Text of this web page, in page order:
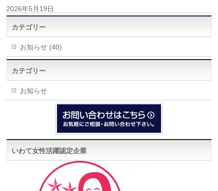
2026年5月19日
カテゴリー
お知らせ (40)
カテゴリー
お知らせ
いわて女性活躍認定企業